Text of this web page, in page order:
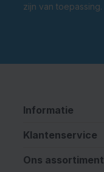
zijn van toepassing.
Informatie
Klantenservice
Ons assortiment